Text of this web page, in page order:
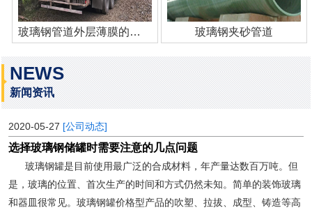
玻璃钢管道外层薄膜的作用 玻璃钢夹砂管道
NEWS
新闻资讯
2020-05-27 [公司动态]
选择玻璃钢储罐时需要注意的几点问题
玻璃钢罐是目前使用最广泛的合成材料，年产量达数百万吨。但
是，玻璃的位置、首次生产的时间和方式仍然未知。简单的装饰玻璃
和器皿很常见。玻璃钢罐价格型产品的吹塑、拉拔、成型、铸造等高